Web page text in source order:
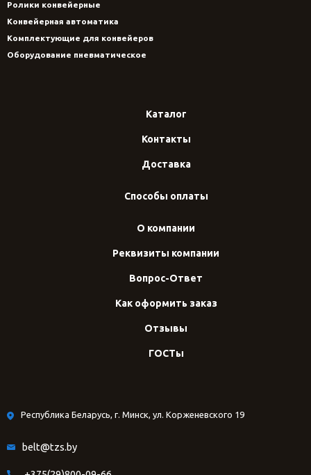
Ролики конвейерные
Конвейерная автоматика
Комплектующие для конвейеров
Оборудование пневматическое
Каталог
Контакты
Доставка
Способы оплаты
О компании
Реквизиты компании
Вопрос-Ответ
Как оформить заказ
Отзывы
ГОСТы
Республика Беларусь, г. Минск, ул. Корженевского 19
belt@tzs.by